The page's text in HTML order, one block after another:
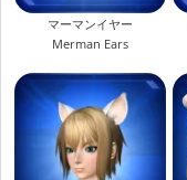
マーマンイヤー
Merman Ears